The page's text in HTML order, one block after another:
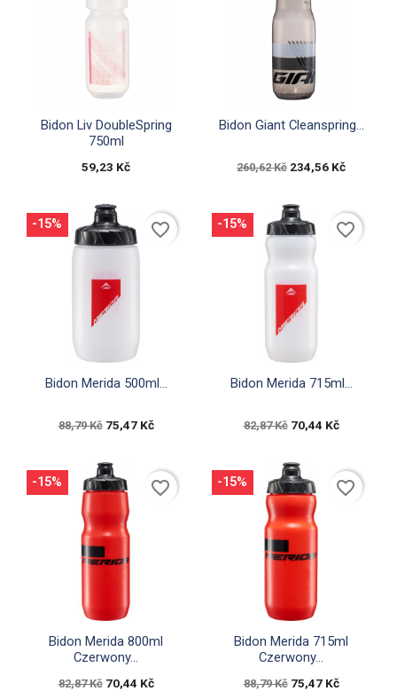
 Rychlý náhled
Bidon Liv DoubleSpring
750ml
59,23 Kč
Rychlý náhled
Bidon Giant Cleanspring...
260,62 Kč 234,56 Kč
Rychlý náhled
Bidon Merida 500ml...
88,79 Kč 75,47 Kč
-15% favorite_border
Rychlý náhled
Bidon Merida 715ml...
82,87 Kč 70,44 Kč
-15% favorite_border
Rychlý náhled
Bidon Merida 800ml
Czerwony...
82,87 Kč 70,44 Kč
-15% favorite_border
Rychlý náhled
Bidon Merida 715ml
Czerwony...
88,79 Kč 75,47 Kč
-15% favorite_border